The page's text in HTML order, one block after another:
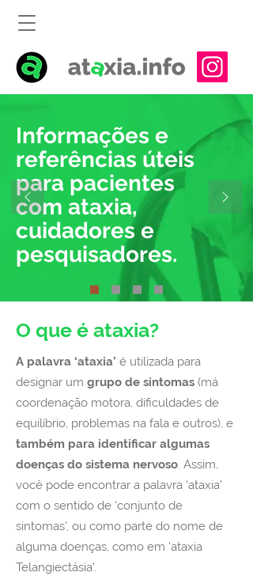
Informações e
referências úteis
para pacientes
com ataxia,
cuidadores e
pesquisadores.
O que é ataxia?
A palavra ‘ataxia’ é utilizada para
designar um grupo de sintomas (má
coordenação motora, dificuldades de
equilíbrio, problemas na fala e outros), e
também para identificar algumas
doenças do sistema nervoso. Assim,
você pode encontrar a palavra ‘ataxia’
com o sentido de ‘conjunto de
sintomas’, ou como parte do nome de
alguma doenças, como em ‘ataxia
Telangiectásia’.